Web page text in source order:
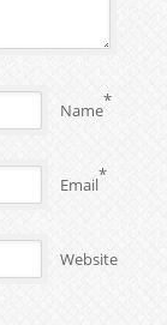
Name*
Email*
Website